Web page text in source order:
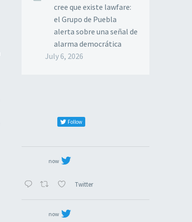
cree que existe lawfare:
el Grupo de Puebla
alerta sobre una señal de
alarma democrática
July 6, 2026
Follow
now
Twitter
now